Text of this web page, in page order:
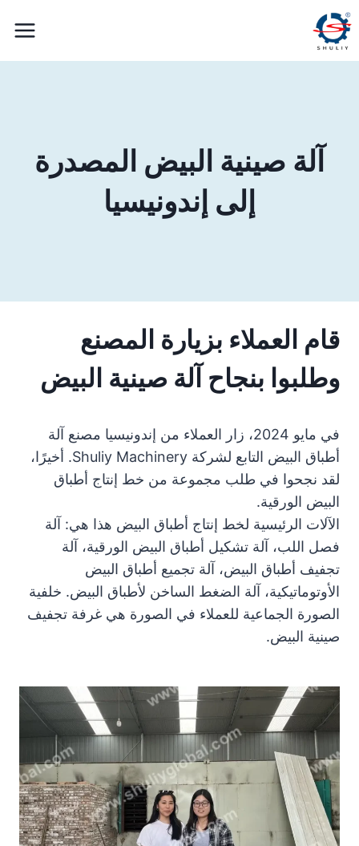
التجاوز
إلى
المحتوى
آلة صينية البيض المصدرة
إلى إندونيسيا
قام العملاء بزيارة المصنع
وطلبوا بنجاح آلة صينية البيض
في مايو 2024، زار العملاء من إندونيسيا مصنع آلة
أطباق البيض التابع لشركة Shuliy Machinery. أخيرًا،
لقد نجحوا في طلب مجموعة من خط إنتاج أطباق
البيض الورقية.
الآلات الرئيسية لخط إنتاج أطباق البيض هذا هي: آلة
فصل اللب، آلة تشكيل أطباق البيض الورقية، آلة
تجفيف أطباق البيض، آلة تجميع أطباق البيض
الأوتوماتيكية، آلة الضغط الساخن لأطباق البيض. خلفية
الصورة الجماعية للعملاء في الصورة هي غرفة تجفيف
صينية البيض.